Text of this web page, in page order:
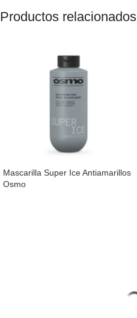
Productos relacionados
Mascarilla Super Ice Antiamarillos
Osmo